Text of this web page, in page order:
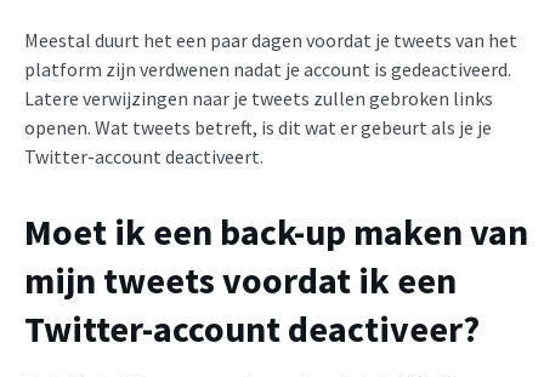
Meestal duurt het een paar dagen voordat je tweets van het
platform zijn verdwenen nadat je account is gedeactiveerd.
Latere verwijzingen naar je tweets zullen gebroken links
openen. Wat tweets betreft, is dit wat er gebeurt als je je
Twitter-account deactiveert.
Moet ik een back-up maken van
mijn tweets voordat ik een
Twitter-account deactiveer?